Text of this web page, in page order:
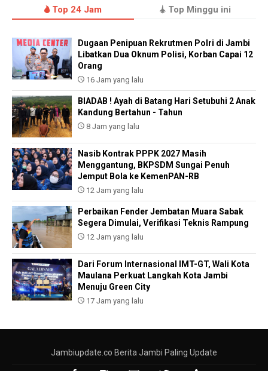
Top 24 Jam Top Minggu ini
Dugaan Penipuan Rekrutmen Polri di Jambi
Libatkan Dua Oknum Polisi, Korban Capai 12
Orang
16 Jam yang lalu
BIADAB ! Ayah di Batang Hari Setubuhi 2 Anak
Kandung Bertahun - Tahun
8 Jam yang lalu
Nasib Kontrak PPPK 2027 Masih
Menggantung, BKPSDM Sungai Penuh
Jemput Bola ke KemenPAN-RB
12 Jam yang lalu
Perbaikan Fender Jembatan Muara Sabak
Segera Dimulai, Verifikasi Teknis Rampung
12 Jam yang lalu
Dari Forum Internasional IMT-GT, Wali Kota
Maulana Perkuat Langkah Kota Jambi
Menuju Green City
17 Jam yang lalu
Jambiupdate.co Berita Jambi Paling Update